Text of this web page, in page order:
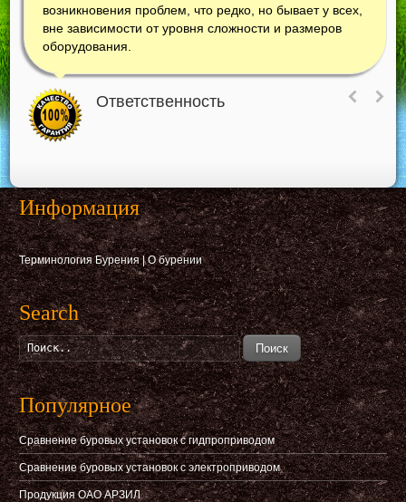
возникновения проблем, что редко, но бывает у всех,
вне зависимости от уровня сложности и размеров
оборудования.
Ответственность
Информация
Терминология Бурения|О бурении
Search
Поиск
Популярное
Сравнение буровых установок с гидпроприводом
Сравнение буровых установок с электроприводом
Продукция ОАО АРЗИЛ